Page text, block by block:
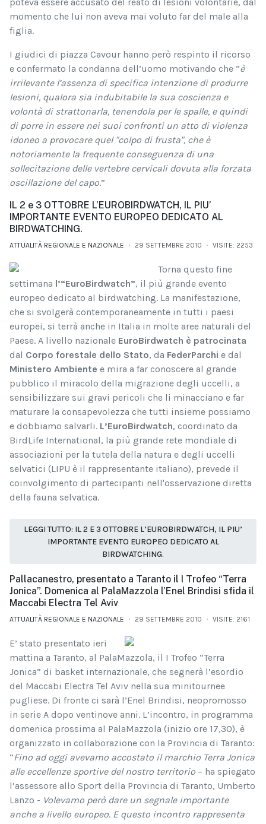
poteva essere accusato del reato di lesioni volontarie, dal
momento che lui non aveva mai voluto far del male alla
figlia.
I giudici di piazza Cavour hanno però respinto il ricorso
e confermato la condanna dell’uomo motivando che “è
irrilevante l’assenza di specifica intenzione di produrre
lesioni, qualora sia indubitabile la sua coscienza e
volontà di strattonarla, tenendola per le spalle, e quindi
di porre in essere nei suoi confronti un atto di violenza
idoneo a provocare quel "colpo di frusta", che è
notoriamente la frequente conseguenza di una
sollecitazione delle vertebre cervicali dovuta alla forzata
oscillazione del capo.”
IL 2 e 3 OTTOBRE L’EUROBIRDWATCH, IL PIU’
IMPORTANTE EVENTO EUROPEO DEDICATO AL
BIRDWATCHING.
ATTUALITÀ REGIONALE E NAZIONALE 29 SETTEMBRE 2010 VISITE: 2253
Torna questo fine
settimana l’“EuroBirdwatch”, il più grande evento
europeo dedicato al birdwatching. La manifestazione,
che si svolgerà contemporaneamente in tutti i paesi
europei, si terrà anche in Italia in molte aree naturali del
Paese. A livello nazionale EuroBirdwatch è patrocinata
dal Corpo forestale dello Stato, da FederParchi e dal
Ministero Ambiente e mira a far conoscere al grande
pubblico il miracolo della migrazione degli uccelli, a
sensibilizzare sui gravi pericoli che li minacciano e far
maturare la consapevolezza che tutti insieme possiamo
e dobbiamo salvarli. L’EuroBirdwatch, coordinato da
BirdLife International, la più grande rete mondiale di
associazioni per la tutela della natura e degli uccelli
selvatici (LIPU è il rappresentante italiano), prevede il
coinvolgimento di partecipanti nell'osservazione diretta
della fauna selvatica.
LEGGI TUTTO: IL 2 E 3 OTTOBRE L’EUROBIRDWATCH, IL PIU’
IMPORTANTE EVENTO EUROPEO DEDICATO AL
BIRDWATCHING.
Pallacanestro, presentato a Taranto il I Trofeo “Terra
Jonica”. Domenica al PalaMazzola l’Enel Brindisi sfida il
Maccabi Electra Tel Aviv
ATTUALITÀ REGIONALE E NAZIONALE 29 SETTEMBRE 2010 VISITE: 2161
E’ stato presentato ieri
mattina a Taranto, al PalaMazzola, il I Trofeo “Terra
Jonica” di basket internazionale, che segnerà l’esordio
del Maccabi Electra Tel Aviv nella sua minitournee
pugliese. Di fronte ci sarà l’Enel Brindisi, neopromosso
in serie A dopo ventinove anni. L’incontro, in programma
domenica prossima al PalaMazzola (inizio ore 17,30), è
organizzato in collaborazione con la Provincia di Taranto:
“Fino ad oggi avevamo accostato il marchio Terra Jonica
alle eccellenze sportive del nostro territorio – ha spiegato
l’assessore allo Sport della Provincia di Taranto, Umberto
Lanzo - Volevamo però dare un segnale importante
anche a livello europeo. E questo incontro rappresenta